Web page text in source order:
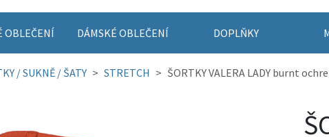
OBLEČENÍ DÁMSKÉ OBLEČENÍ DOPLŇKY
/ SUKNĚ / ŠATY STRETCH ŠORTKY VALERA LADY burnt ochre